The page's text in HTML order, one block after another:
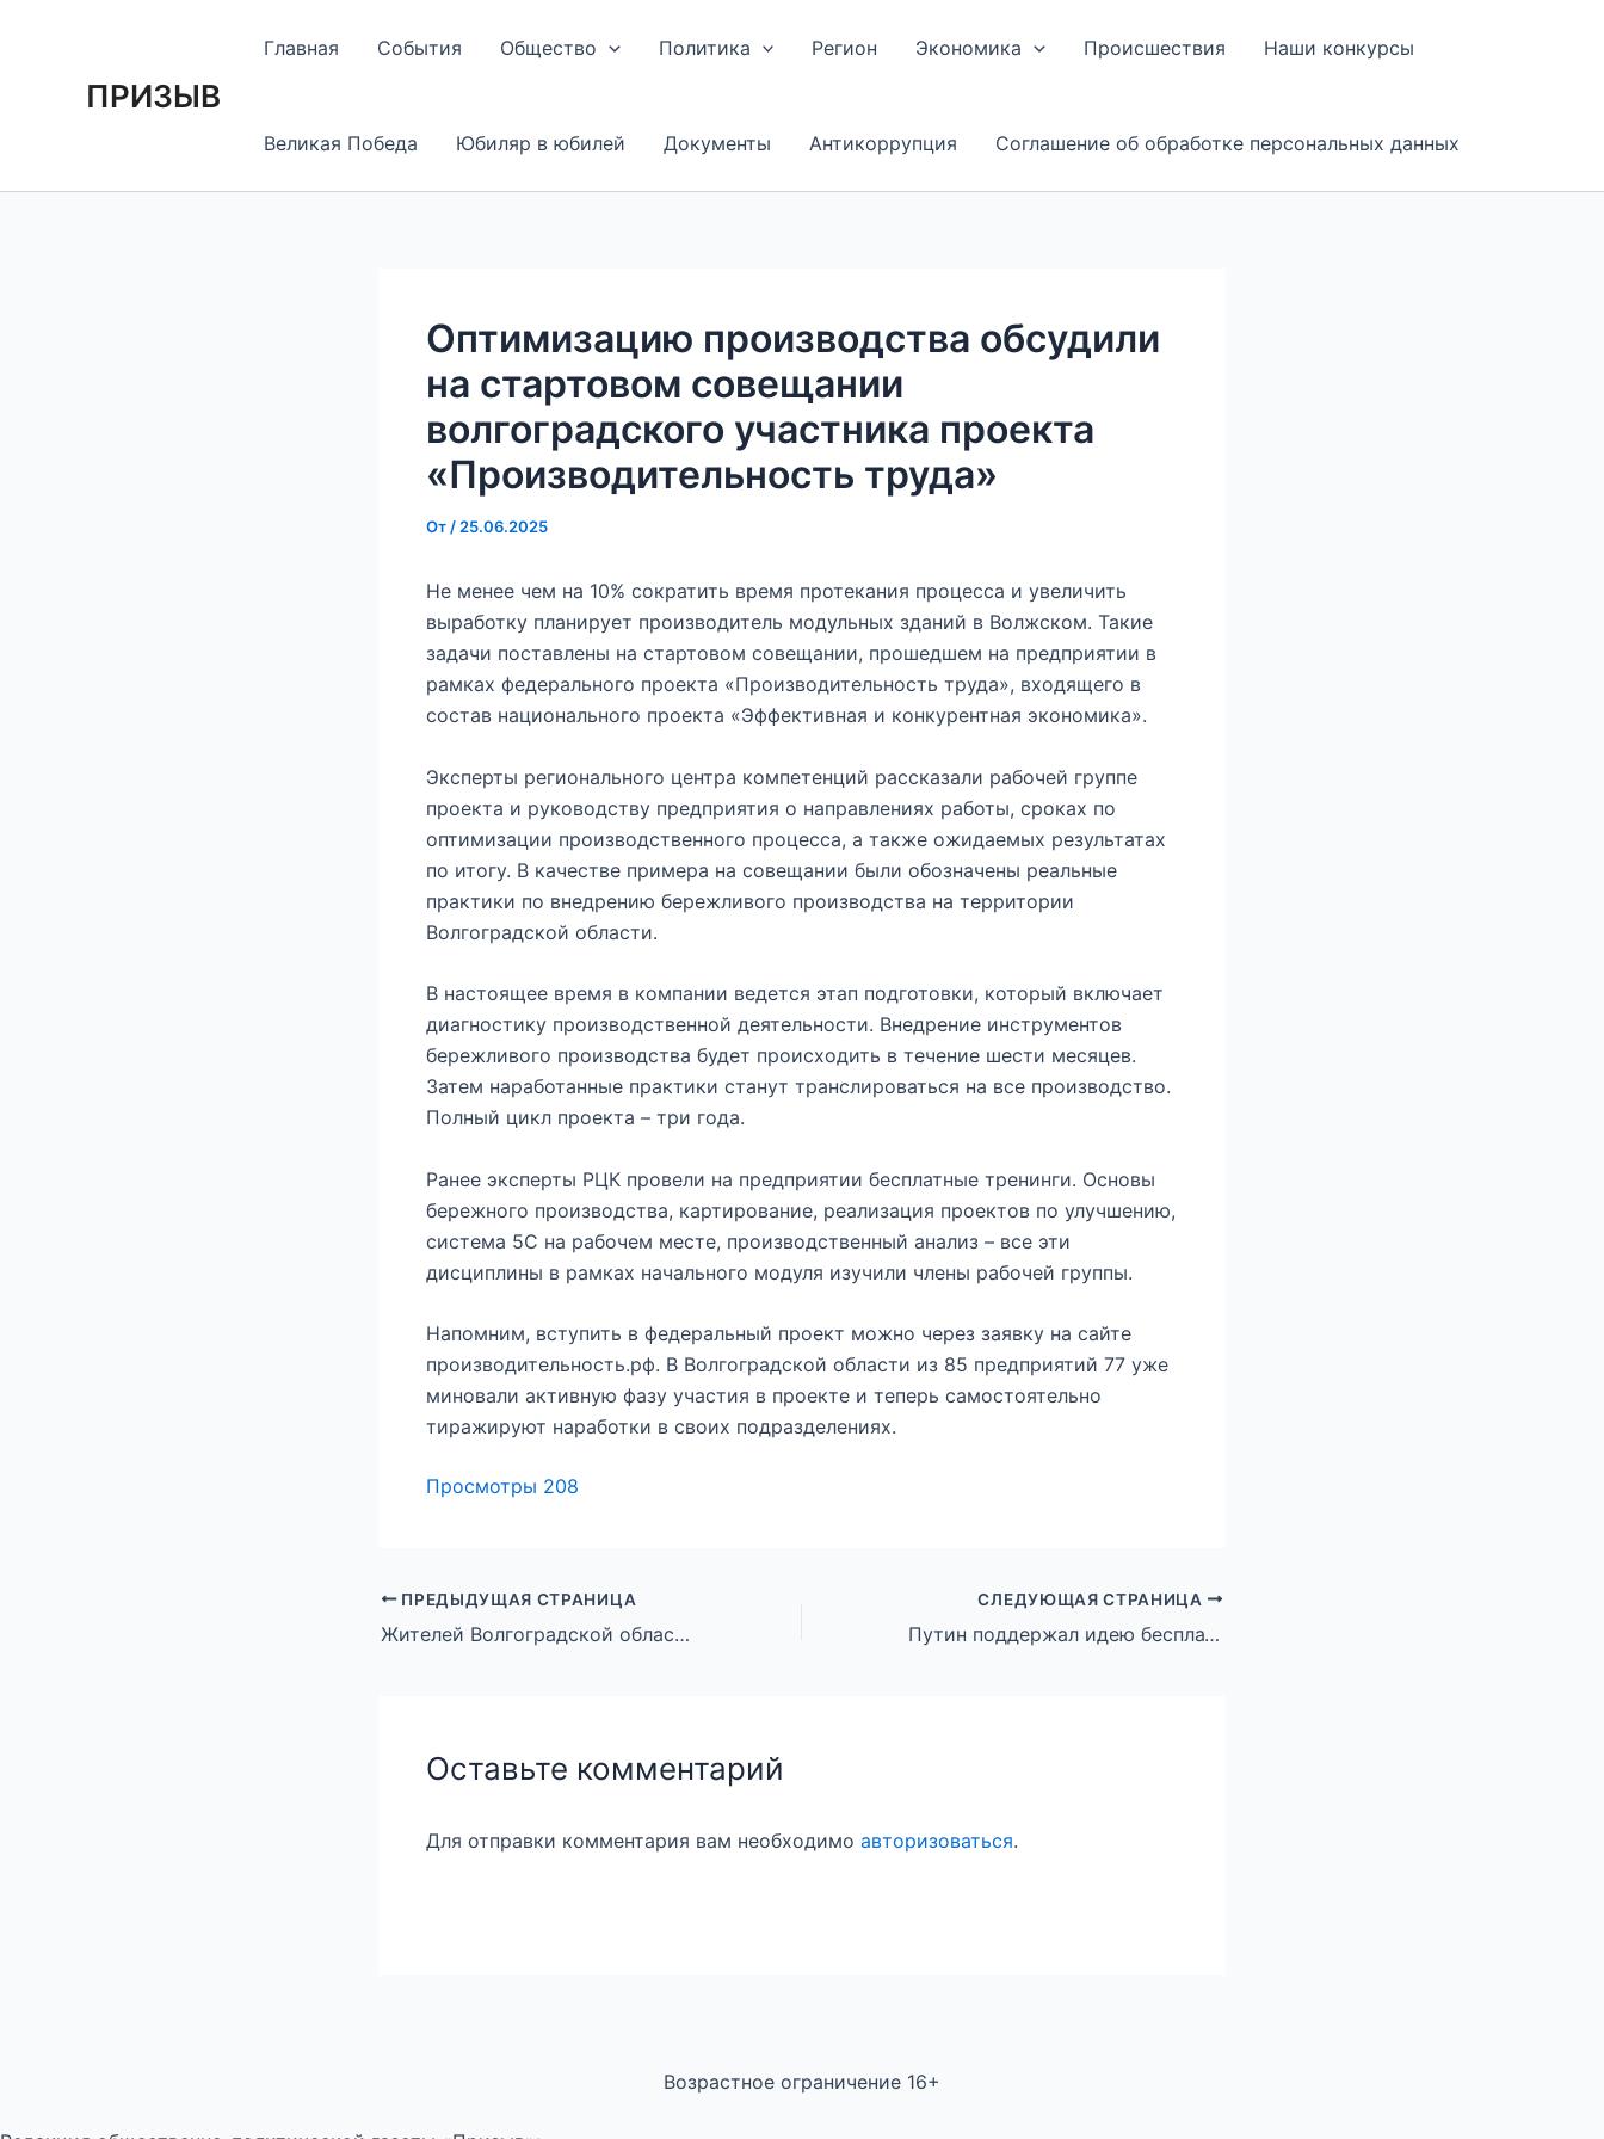
ПРИЗЫВ
Главная События Общество Политика Регион Экономика Происшествия Наши конкурсы
Великая Победа Юбиляр в юбилей Документы Антикоррупция Соглашение об обработке персональных данных
Оптимизацию производства обсудили
на стартовом совещании
волгоградского участника проекта
«Производительность труда»
От / 25.06.2025
Не менее чем на 10% сократить время протекания процесса и увеличить
выработку планирует производитель модульных зданий в Волжском. Такие
задачи поставлены на стартовом совещании, прошедшем на предприятии в
рамках федерального проекта «Производительность труда», входящего в
состав национального проекта «Эффективная и конкурентная экономика».
Эксперты регионального центра компетенций рассказали рабочей группе
проекта и руководству предприятия о направлениях работы, сроках по
оптимизации производственного процесса, а также ожидаемых результатах
по итогу. В качестве примера на совещании были обозначены реальные
практики по внедрению бережливого производства на территории
Волгоградской области.
В настоящее время в компании ведется этап подготовки, который включает
диагностику производственной деятельности. Внедрение инструментов
бережливого производства будет происходить в течение шести месяцев.
Затем наработанные практики станут транслироваться на все производство.
Полный цикл проекта – три года.
Ранее эксперты РЦК провели на предприятии бесплатные тренинги. Основы
бережного производства, картирование, реализация проектов по улучшению,
система 5С на рабочем месте, производственный анализ – все эти
дисциплины в рамках начального модуля изучили члены рабочей группы.
Напомним, вступить в федеральный проект можно через заявку на сайте
производительность.рф. В Волгоградской области из 85 предприятий 77 уже
миновали активную фазу участия в проекте и теперь самостоятельно
тиражируют наработки в своих подразделениях.
Просмотры 208
по
ПРЕДЫДУЩАЯ СТРАНИЦА
Жителей Волгоградской области приглашают принять участие во Всероссийском конкурс видеороликов и фотографий «Российское село»
СЛЕДУЮЩАЯ СТРАНИЦА
Путин поддержал идею бесплатного второго среднего специального образования для участников СВО
Оставьте комментарий
Для отправки комментария вам необходимо авторизоваться.
Возрастное ограничение 16+